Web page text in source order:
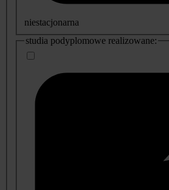
niestacjonarna
studia podyplomowe realizowane: